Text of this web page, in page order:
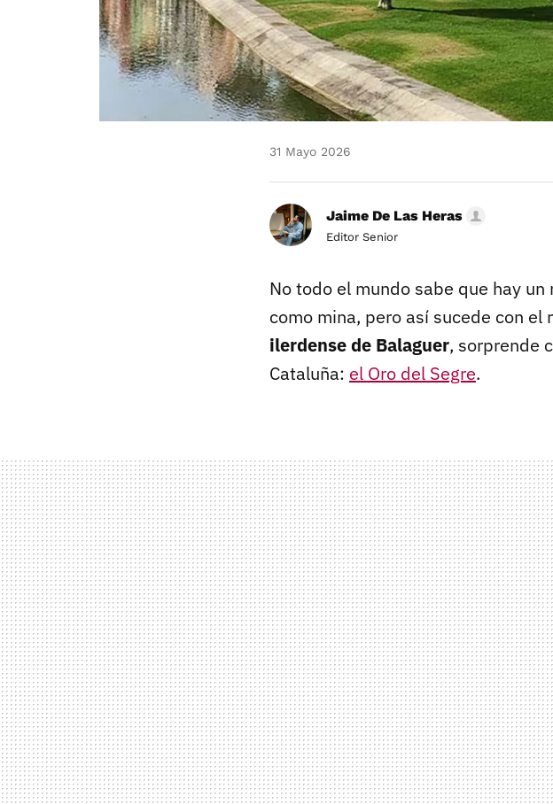
31 Mayo 2026
Jaime De Las Heras
Editor Senior
No todo el mundo sabe que hay
como mina, pero así sucede con el
ilerdense de Balaguer, sorprende
Cataluña: el Oro del Segre.